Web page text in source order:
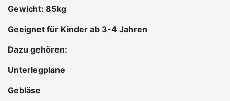
Gewicht: 85kg
Geeignet für Kinder ab 3-4 Jahren
Dazu gehören:
Unterlegplane
Gebläse